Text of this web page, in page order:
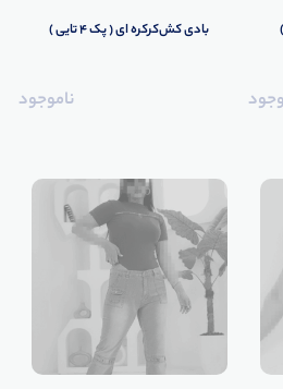
بادی کش‌کرکره ای ( پک 4 تایی )
ناموجود